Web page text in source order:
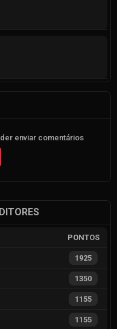
enviar comentários
PONTOS
1925
1350
1155
1155